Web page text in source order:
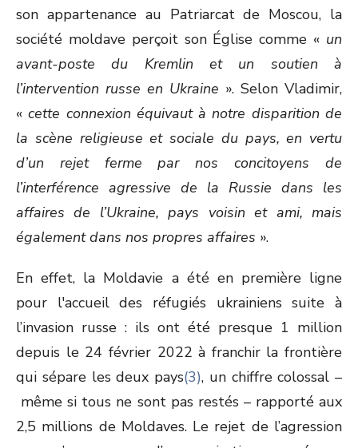
son appartenance au Patriarcat de Moscou, la
société moldave perçoit son Église comme « un
avant-poste du Kremlin et un soutien à
l’intervention russe en Ukraine ». Selon Vladimir,
«cette connexion équivaut à notre disparition de
la scène religieuse et sociale du pays, en vertu
d’un rejet ferme par nos concitoyens de
l’interférence agressive de la Russie dans les
affaires de l’Ukraine, pays voisin et ami, mais
également dans nos propres affaires ».
En effet, la Moldavie a été en première ligne
pour l'accueil des réfugiés ukrainiens suite à
l’invasion russe : ils ont été presque 1 million
depuis le 24 février 2022 à franchir la frontière
qui sépare les deux pays(3), un chiffre colossal –
même si tous ne sont pas restés – rapporté aux
2,5 millions de Moldaves. Le rejet de l’agression